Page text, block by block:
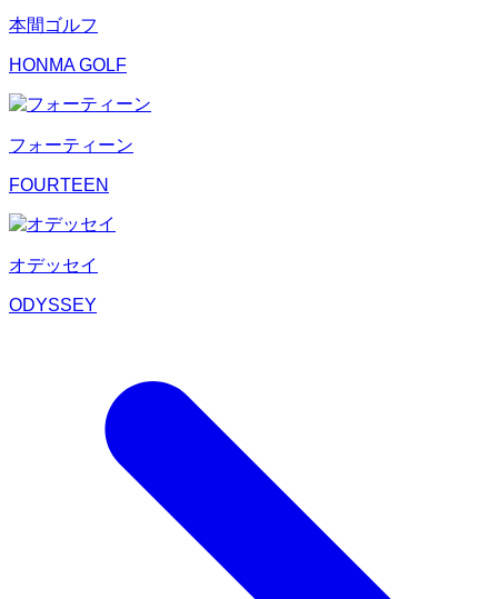
本間ゴルフ
HONMA GOLF
フォーティーン
FOURTEEN
オデッセイ
ODYSSEY